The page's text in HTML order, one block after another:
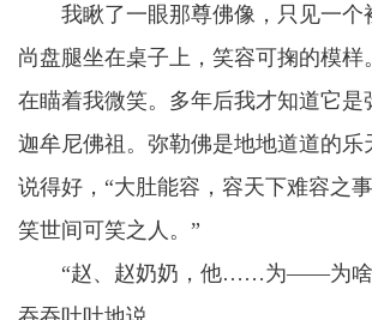
我瞅了一眼那尊佛像，只见一个
尚盘腿坐在桌子上，笑容可掬的模样
在瞄着我微笑。多年后我才知道它是
迦牟尼佛祖。弥勒佛是地地道道的乐
说得好，“大肚能容，容天下难容之
笑世间可笑之人。”
“赵、赵奶奶，他……为——为啥